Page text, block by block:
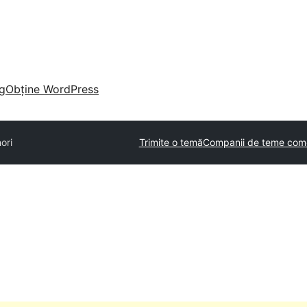
Obține WordPress
Trimite o temăCompanii de teme